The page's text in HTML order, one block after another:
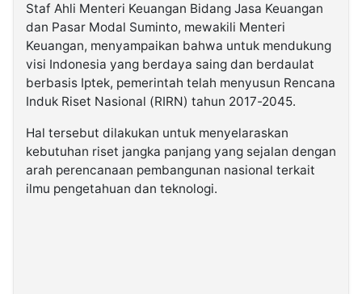
Staf Ahli Menteri Keuangan Bidang Jasa Keuangan
dan Pasar Modal Suminto, mewakili Menteri
Keuangan, menyampaikan bahwa untuk mendukung
visi Indonesia yang berdaya saing dan berdaulat
berbasis Iptek, pemerintah telah menyusun Rencana
Induk Riset Nasional (RIRN) tahun 2017-2045.
Hal tersebut dilakukan untuk menyelaraskan
kebutuhan riset jangka panjang yang sejalan dengan
arah perencanaan pembangunan nasional terkait
ilmu pengetahuan dan teknologi.